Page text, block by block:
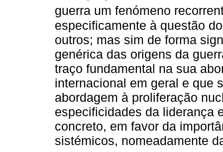
guerra um fenómeno
especificamente à questão
outros; mas sim de forma
genérica das origens da
traço fundamental na sua
internacional em geral e que
abordagem à proliferação
especificidades da liderança
concreto, em favor da
sistémicos, nomeadamente